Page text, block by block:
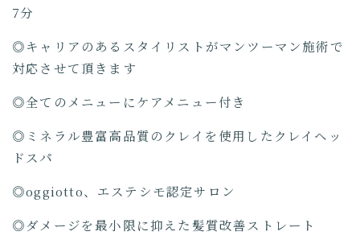
7分
◎キャリアのあるスタイリストがマンツーマン施術で
対応させて頂きます
◎全てのメニューにケアメニュー付き
◎ミネラル豊富高品質のクレイを使用したクレイヘッ
ドスパ
◎oggiotto、エステシモ認定サロン
◎ダメージを最小限に抑えた髪質改善ストレート